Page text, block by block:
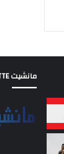
مانشيت MANCHETTE